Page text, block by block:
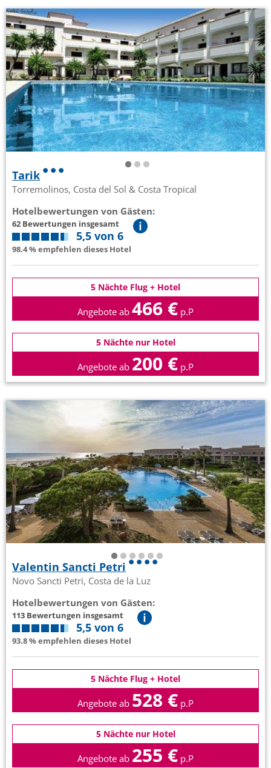
Tarik
Torremolinos, Costa del Sol & Costa Tropical
Hotelbewertungen von Gästen:
62 Bewertungen insgesamt
5,5 von 6
98.4 % empfehlen dieses Hotel
5 Nächte Flug + Hotel
Angebote ab 466 € p.P
5 Nächte nur Hotel
Angebote ab 200 € p.P
Valentin Sancti Petri
Novo Sancti Petri, Costa de la Luz
Hotelbewertungen von Gästen:
113 Bewertungen insgesamt
5,5 von 6
93.8 % empfehlen dieses Hotel
5 Nächte Flug + Hotel
Angebote ab 528 € p.P
5 Nächte nur Hotel
Angebote ab 255 € p.P